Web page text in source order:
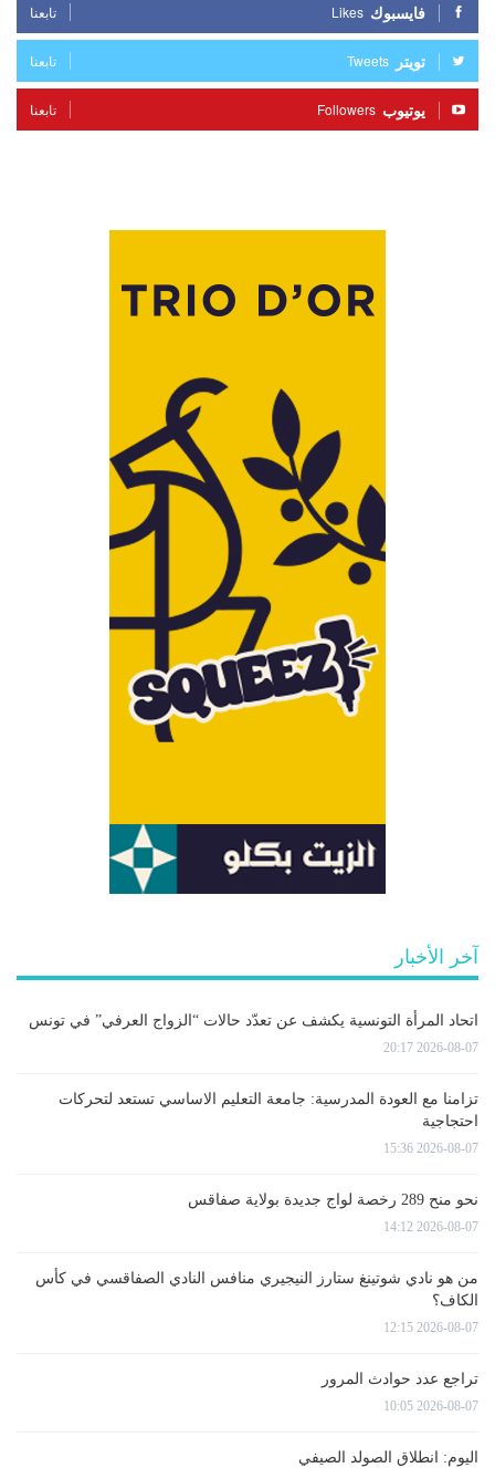
فايسبوك Likes تابعنا
تويتر Tweets تابعنا
يوتيوب Followers تابعنا
آخر الأخبار
اتحاد المرأة التونسية يكشف عن تعدّد حالات “الزواج العرفي” في تونس
2026-08-07 20:17
تزامنا مع العودة المدرسية: جامعة التعليم الاساسي تستعد لتحركات
احتجاجية
2026-08-07 15:36
نحو منح 289 رخصة لواج جديدة بولاية صفاقس
2026-08-07 14:12
من هو نادي شوتينغ ستارز النيجيري منافس النادي الصفاقسي في كأس
الكاف؟
2026-08-07 12:15
تراجع عدد حوادث المرور
2026-08-07 10:05
اليوم: انطلاق الصولد الصيفي